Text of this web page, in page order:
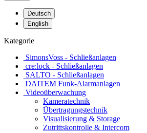
Deutsch
English
Kategorie
SimonsVoss - Schließanlagen
cre:lock - Schließanlagen
SALTO - Schließanlagen
DAITEM Funk-Alarmanlagen
Videoüberwachung
Kameratechnik
Übertragungstechnik
Visualisierung & Storage
Zutrittskontrolle & Intercom